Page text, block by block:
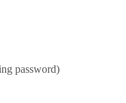
password)